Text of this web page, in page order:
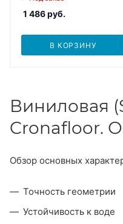
1 486руб.
В КОРЗИНУ
Виниловая
Cronafloor.
Обзор основных
Точность геометрии
Устойчивость к воде